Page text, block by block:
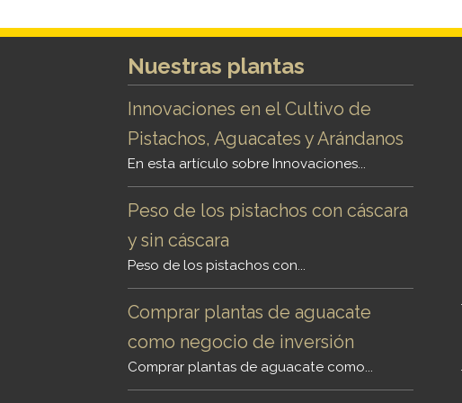
Nuestras plantas
Innovaciones en el Cultivo de
Pistachos, Aguacates y Arándanos
En esta artículo sobre Innovaciones...
Peso de los pistachos con cáscara
y sin cáscara
Peso de los pistachos con...
Comprar plantas de aguacate
como negocio de inversión
Comprar plantas de aguacate como...